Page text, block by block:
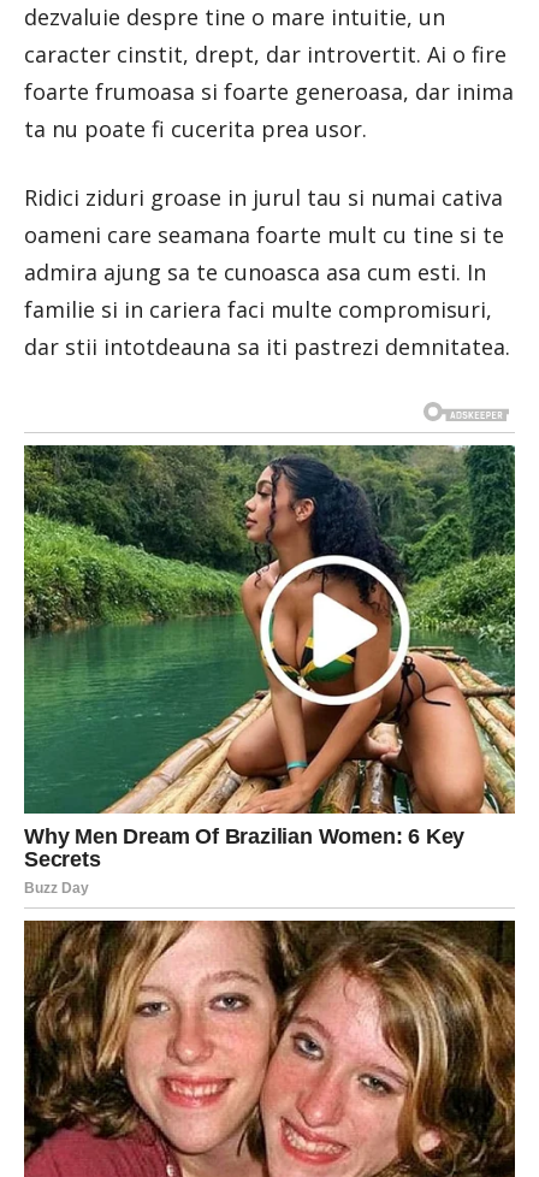
dezvaluie despre tine o mare intuitie, un
caracter cinstit, drept, dar introvertit. Ai o fire
foarte frumoasa si foarte generoasa, dar inima
ta nu poate fi cucerita prea usor.
Ridici ziduri groase in jurul tau si numai cativa
oameni care seamana foarte mult cu tine si te
admira ajung sa te cunoasca asa cum esti. In
familie si in cariera faci multe compromisuri,
dar stii intotdeauna sa iti pastrezi demnitatea.